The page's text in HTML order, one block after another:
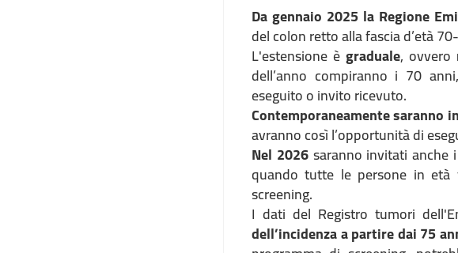
Da gennaio 2025 la Regione
del colon retto alla fascia d’età
L'estensione ègraduale, ovvero
dell’anno compiranno i 70
eseguito o invito ricevuto.
Contemporaneamente saranno
avranno così l’opportunità di
Nel 2026saranno invitati anche
quando tutte le persone in
screening.
I dati del Registro tumori
dell’incidenza a partire dai 75